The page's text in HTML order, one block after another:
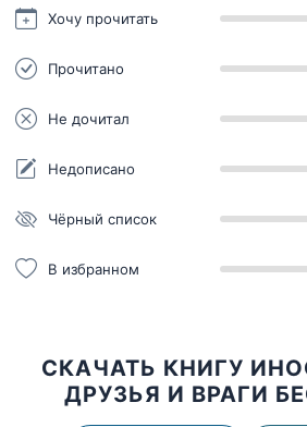
Хочу прочитать
Прочитано
Не дочитал
Недописано
Чёрный список
В избранном
СКАЧАТЬ КНИГУ
ДРУЗЬЯ И ВРАГИ